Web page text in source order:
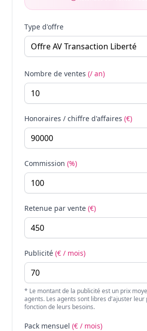
Type d'offre
Nombre de ventes (/ an)
Honoraires / chiffre d'affaires (€)
Commission (%)
Retenue par vente (€)
Publicité (€ / mois)
* Le montant de la publicité est un prix
agents. Les agents sont libres d'ajuster leur
fonction de leurs besoins.
Pack mensuel (€ / mois)